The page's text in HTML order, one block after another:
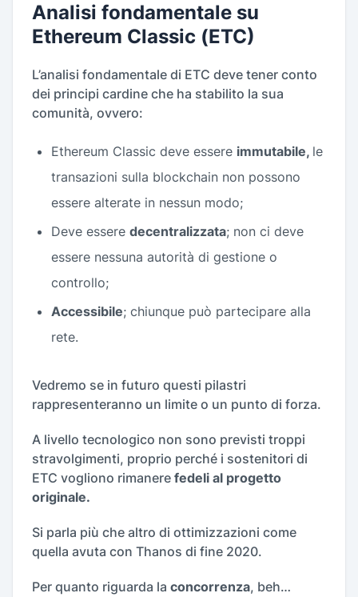
Analisi fondamentale su
Ethereum Classic (ETC)
L’analisi fondamentale di ETC deve tener conto
dei principi cardine che ha stabilito la sua
comunità, ovvero:
Ethereum Classic deve essere immutabile, le
transazioni sulla blockchain non possono
essere alterate in nessun modo;
Deve essere decentralizzata; non ci deve
essere nessuna autorità di gestione o
controllo;
Accessibile; chiunque può partecipare alla
rete.
Vedremo se in futuro questi pilastri
rappresenteranno un limite o un punto di forza.
A livello tecnologico non sono previsti troppi
stravolgimenti, proprio perché i sostenitori di
ETC vogliono rimanere fedeli al progetto
originale.
Si parla più che altro di ottimizzazioni come
quella avuta con Thanos di fine 2020.
Per quanto riguarda la concorrenza, beh…